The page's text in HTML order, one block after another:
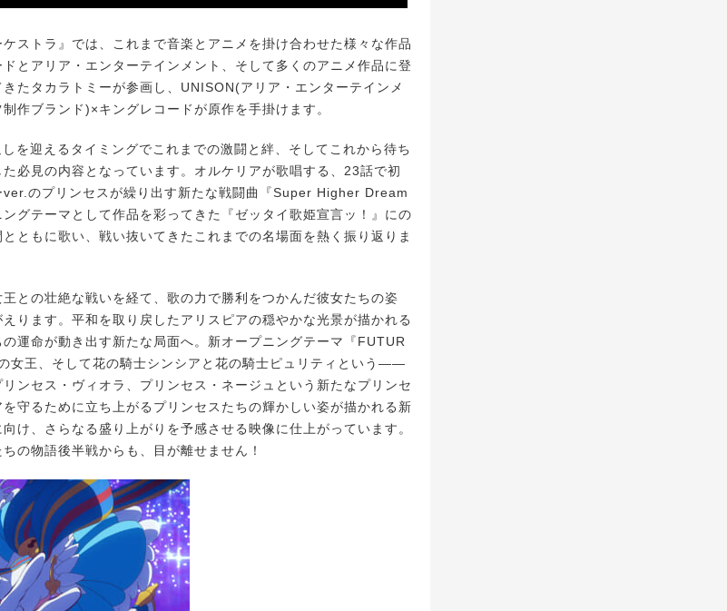
ストラ』では、これまで音楽とアニメを掛け合わせた様々な作品
とアリア・エンターテインメント、そして多くのアニメ作品に登
たタカラトミーが参画し、UNISON(アリア・エンターテインメ
作ブランド)×キングレコードが原作を手掛けます。
を迎えるタイミングでこれまでの激闘と絆、そしてこれから待ち
必見の内容となっています。オルケリアが歌唱する、23話で初
ver.のプリンセスが繰り出す新たな戦闘曲『Super Higher Dream
グテーマとして作品を彩ってきた『ゼッタイ歌姫宣言ッ！』にの
ともに歌い、戦い抜いてきたこれまでの名場面を熱く振り返りま
との壮絶な戦いを経て、歌の力で勝利をつかんだ彼女たちの姿
ります。平和を取り戻したアリスピアの穏やかな光景が描かれる
運命が動き出す新たな局面へ。新オープニングテーマ『FUTUR
女王、そして花の騎士シンシアと花の騎士ピュリティという――
ンセス・ヴィオラ、プリンセス・ネージュという新たなプリンセ
守るために立ち上がるプリンセスたちの輝かしい姿が描かれる新
け、さらなる盛り上がりを予感させる映像に仕上がっています。
の物語後半戦からも、目が離せません！